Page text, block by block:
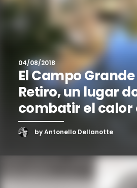
04/08/2018
El Campo Grande
Retiro, un lugar
combatir el calor
by Antonello Dellanotte